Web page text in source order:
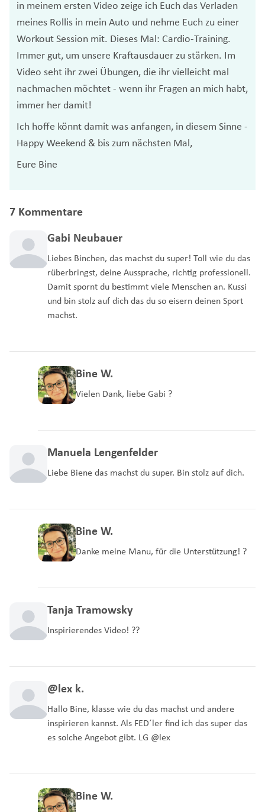
in meinem ersten Video zeige ich Euch das Verladen
meines Rollis in mein Auto und nehme Euch zu einer
Workout Session mit. Dieses Mal: Cardio-Training.
Immer gut, um unsere Kraftausdauer zu stärken. Im
Video seht ihr zwei Übungen, die ihr vielleicht mal
nachmachen möchtet - wenn ihr Fragen an mich habt,
immer her damit!
Ich hoffe könnt damit was anfangen, in diesem Sinne -
Happy Weekend & bis zum nächsten Mal,
Eure Bine
7 Kommentare
Gabi Neubauer
Liebes Binchen, das machst du super! Toll wie du das
rüberbringst, deine Aussprache, richtig professionell.
Damit spornt du bestimmt viele Menschen an. Kussi
und bin stolz auf dich das du so eisern deinen Sport
machst.
Bine W.
Vielen Dank, liebe Gabi ?
Manuela Lengenfelder
Liebe Biene das machst du super. Bin stolz auf dich.
Bine W.
Danke meine Manu, für die Unterstützung! ?
Tanja Tramowsky
Inspirierendes Video! ??
@lex k.
Hallo Bine, klasse wie du das machst und andere
inspirieren kannst. Als FED´ler find ich das super das
es solche Angebot gibt. LG @lex
Bine W.